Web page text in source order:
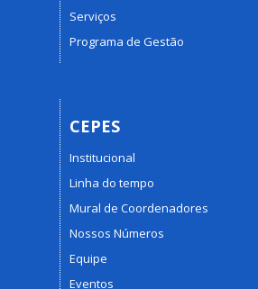
Serviços
Programa de Gestão
CEPES
Institucional
Linha do tempo
Mural de Coordenadores
Nossos Números
Equipe
Eventos